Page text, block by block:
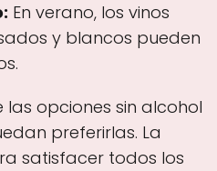
En verano, los vinos
y blancos pueden
opciones sin alcohol
preferirlas. La
satisfacer todos los